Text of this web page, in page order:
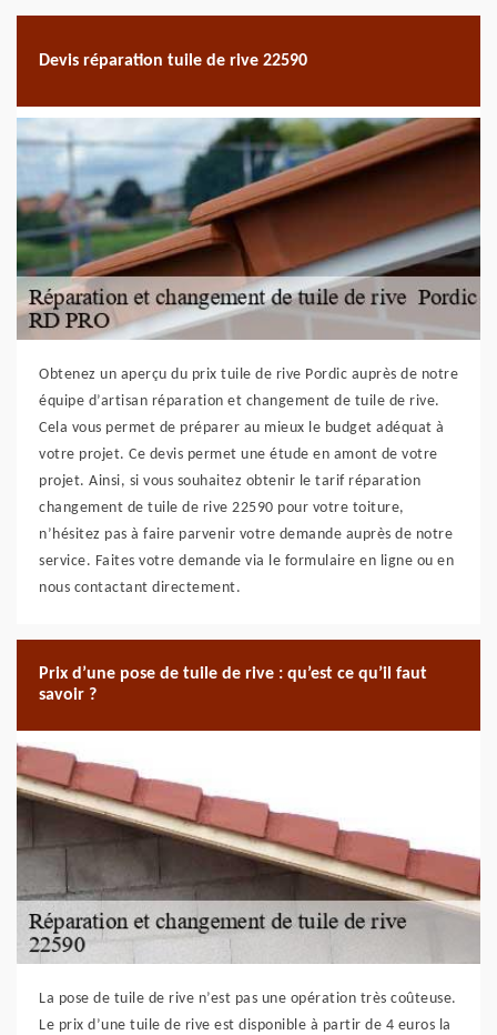
Devis réparation tuile de rive 22590
Obtenez un aperçu du prix tuile de rive Pordic auprès de notre
équipe d’artisan réparation et changement de tuile de rive.
Cela vous permet de préparer au mieux le budget adéquat à
votre projet. Ce devis permet une étude en amont de votre
projet. Ainsi, si vous souhaitez obtenir le tarif réparation
changement de tuile de rive 22590 pour votre toiture,
n’hésitez pas à faire parvenir votre demande auprès de notre
service. Faites votre demande via le formulaire en ligne ou en
nous contactant directement.
Prix d’une pose de tuile de rive : qu’est ce qu’il faut
savoir ?
La pose de tuile de rive n’est pas une opération très coûteuse.
Le prix d’une tuile de rive est disponible à partir de 4 euros la